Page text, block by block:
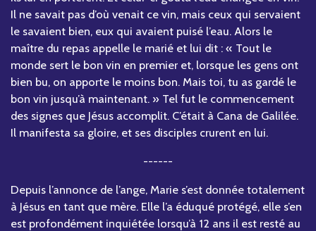
Il ne savait pas d’où venait ce vin, mais ceux qui servaient
le savaient bien, eux qui avaient puisé l’eau. Alors le
maître du repas appelle le marié et lui dit : « Tout le
monde sert le bon vin en premier et, lorsque les gens ont
bien bu, on apporte le moins bon. Mais toi, tu as gardé le
bon vin jusqu’à maintenant. » Tel fut le commencement
des signes que Jésus accomplit. C’était à Cana de Galilée.
Il manifesta sa gloire, et ses disciples crurent en lui.
------
Depuis l’annonce de l’ange, Marie s’est donnée totalement
à Jésus en tant que mère. Elle l’a éduqué protégé, elle s’en
est profondément inquiétée lorsqu’à 12 ans il est resté au